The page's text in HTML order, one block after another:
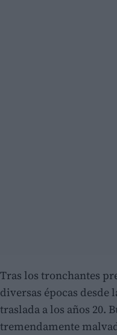
Tras los tronchantes
diversas épocas desde
traslada a los años 20.
tremendamente